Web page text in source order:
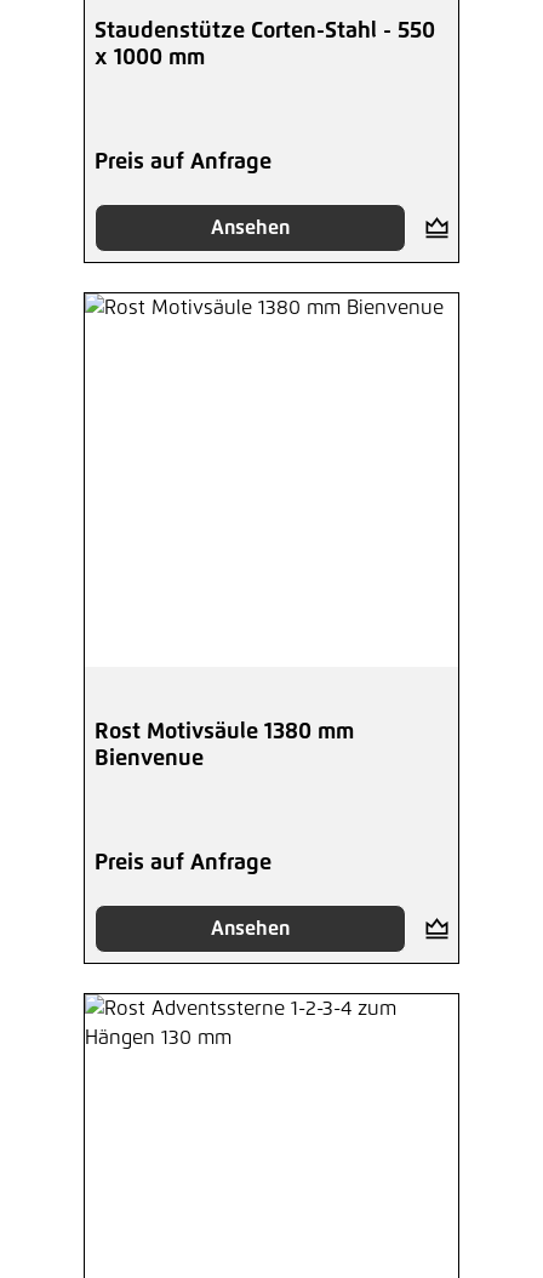
Staudenstütze Corten-Stahl - 550
x 1000 mm
Preis auf Anfrage
Ansehen
Rost Motivsäule 1380 mm
Bienvenue
Preis auf Anfrage
Ansehen